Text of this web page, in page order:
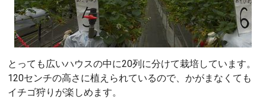
とっても広いハウスの中に20列に分けて栽培しています。
120センチの高さに植えられているので、かがまなくても
イチゴ狩りが楽しめます。